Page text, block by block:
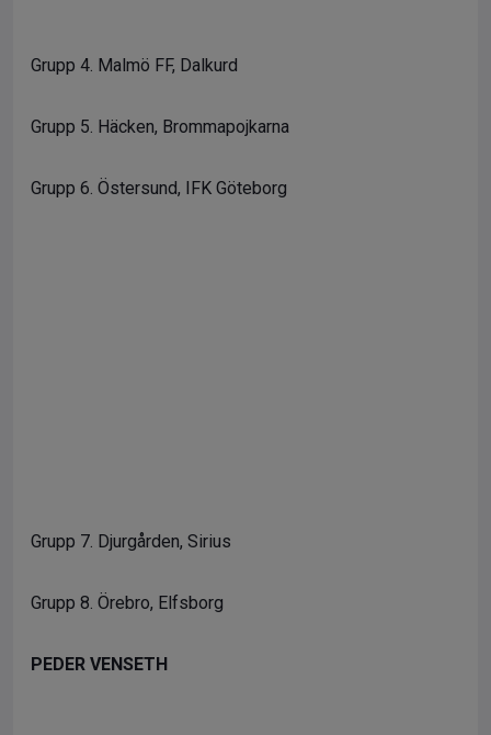
Grupp 4. Malmö FF, Dalkurd
Grupp 5. Häcken, Brommapojkarna
Grupp 6. Östersund, IFK Göteborg
Grupp 7. Djurgården, Sirius
Grupp 8. Örebro, Elfsborg
PEDER VENSETH